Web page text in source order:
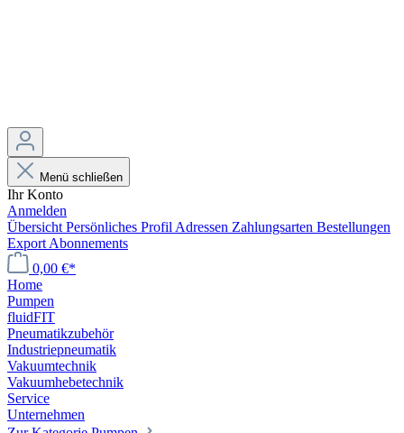
Menü schließen
Ihr Konto
Anmelden
Übersicht Persönliches Profil Adressen Zahlungsarten Bestellungen
Export Abonnements
0,00 €*
Home
Pumpen
fluidFIT
Pneumatikzubehör
Industriepneumatik
Vakuumtechnik
Vakuumhebetechnik
Service
Unternehmen